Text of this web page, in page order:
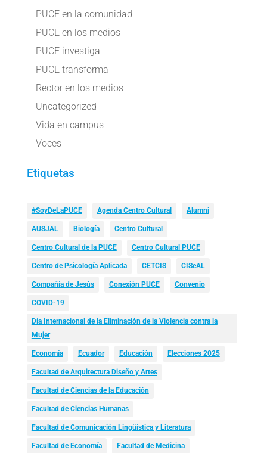
PUCE en la comunidad
PUCE en los medios
PUCE investiga
PUCE transforma
Rector en los medios
Uncategorized
Vida en campus
Voces
Etiquetas
#SoyDeLaPUCE Agenda Centro Cultural Alumni
AUSJAL Biología Centro Cultural
Centro Cultural de la PUCE Centro Cultural PUCE
Centro de Psicología Aplicada CETCIS CISeAL
Compañía de Jesús Conexión PUCE Convenio
COVID-19
Día Internacional de la Eliminación de la Violencia contra la
Mujer
Economía Ecuador Educación Elecciones 2025
Facultad de Arquitectura Diseño y Artes
Facultad de Ciencias de la Educación
Facultad de Ciencias Humanas
Facultad de Comunicación Lingüística y Literatura
Facultad de Economía Facultad de Medicina